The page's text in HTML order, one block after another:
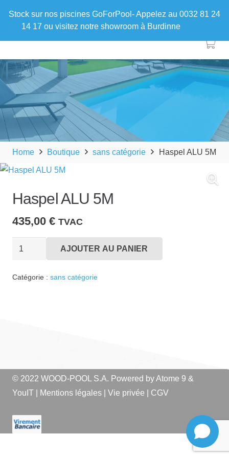
Stock sur nos piscines GoForPool- Appelez au 0032 81 24
14 17 ou visitez notre showroom à Burdinne
Home Boutique sans catégorie Haspel ALU 5M
Haspel ALU 5M
435,00 € TVAC
quantité
AJOUTER AU PANIER
Catégorie : sans catégorie
© 2022 WOOD-POOL S.A. Powered byAtome 9 &
YouIT
Mentions légales Vie privée CGV